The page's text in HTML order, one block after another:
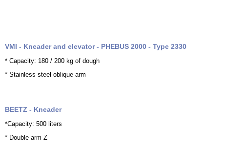
VMI - Kneader and elevator - PHEBUS 2000 - Type 2330
* Capacity: 180 / 200 kg of dough
* Stainless steel oblique arm
BEETZ - Kneader
*Capacity: 500 liters
* Double arm Z